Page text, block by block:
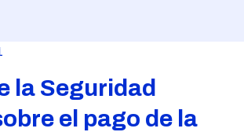
la Seguridad
el pago de la